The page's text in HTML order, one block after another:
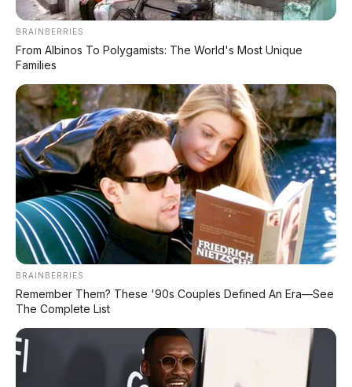
KREDIT MOTOR
SEMUA MEREK
DP MULAI
100RBNETT
✅ Honda, Yamaha, Suzuki, Kawasaki
✅ Proses 1 Jam Langsung ACC
✅ Syarat Cukup KTP & KK
AMBIL PROMO >
DIJUAL MOBIL BEKAS DENPASAR
BRAINBERRIES
From Albinos To Polygamists: The World's Most Unique
Families
BRAINBERRIES
Remember Them? These '90s Couples Defined An Era—See
The Complete List